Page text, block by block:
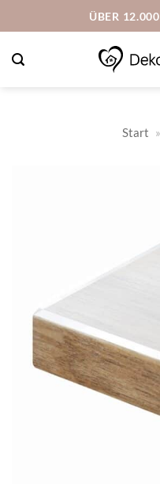
Inhalt
springen
ÜBER
Start »